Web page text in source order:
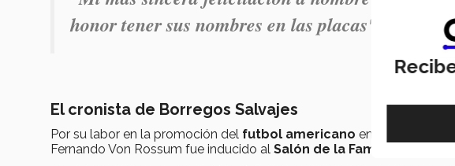
honor tener sus nombres en las placas".-
El cronista de Borregos Salvajes
Por su labor en la promoción del futbol americano en México, y ser
Fernando Von Rossum fue inducido al Salón de la Fama